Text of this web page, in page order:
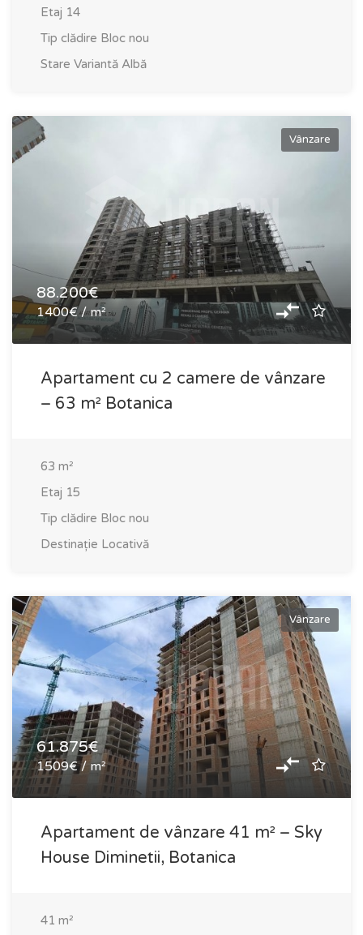
Etaj 14
Tip clădire Bloc nou
Stare Variantă Albă
Vânzare
88.200€
1400€ / m²
Apartament cu 2 camere de vânzare
– 63 m² Botanica
63 m²
Etaj 15
Tip clădire Bloc nou
Destinație Locativă
Vânzare
61.875€
1509€ / m²
Apartament de vânzare 41 m² – Sky
House Diminetii, Botanica
41 m²